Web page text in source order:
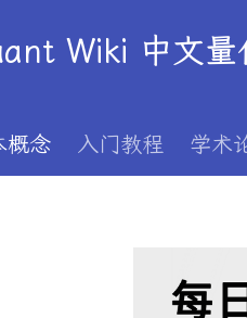
Wiki 中文量
概念 入门教程 学术